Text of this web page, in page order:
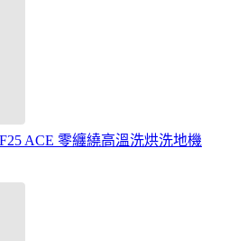
ACE 零纏繞高溫洗烘洗地機